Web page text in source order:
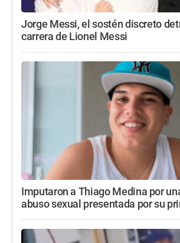
Jorge Messi, el sostén discreto
carrera de Lionel Messi
Imputaron a Thiago Medina por
abuso sexual presentada por su